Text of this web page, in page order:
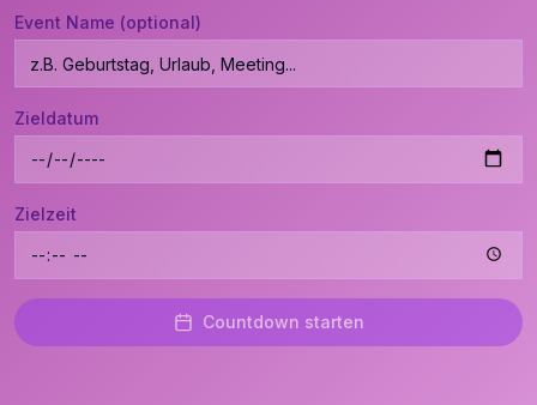
Event Name (optional)
Zieldatum
Zielzeit
Countdown starten